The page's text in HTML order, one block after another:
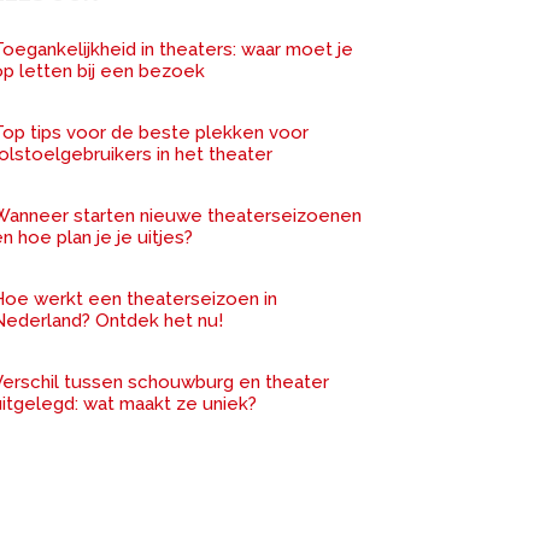
in theaters: waar moet je
letten bij een bezoek
tips voor de beste plekken voor
in het theater
starten nieuwe theaterseizoenen
hoe plan je je uitjes?
werkt een theaterseizoen in
Ontdek het nu!
tussen schouwburg en theater
wat maakt ze uniek?